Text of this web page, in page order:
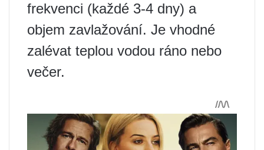
frekvenci (každé 3-4 dny) a
objem zavlažování. Je vhodné
zalévat teplou vodou ráno nebo
večer.